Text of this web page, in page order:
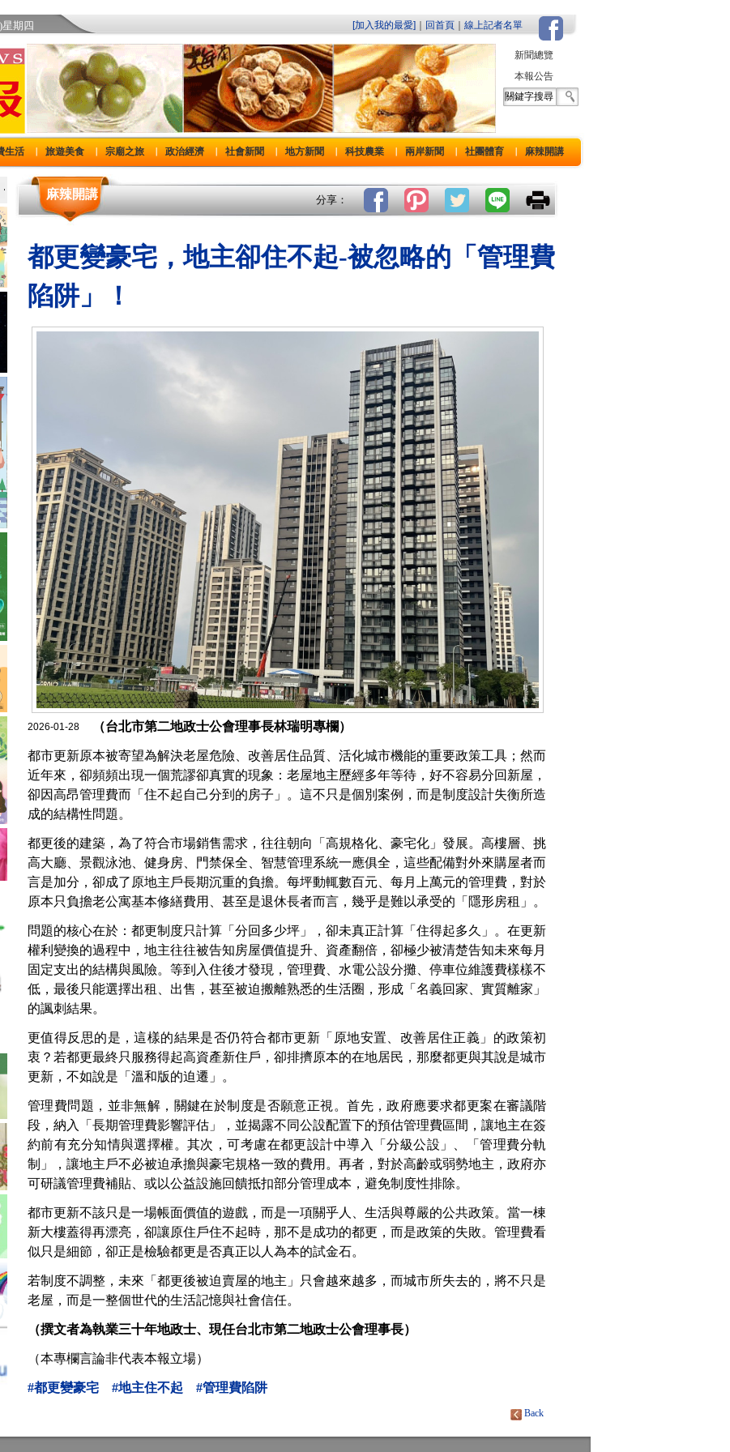
期四 [加入我的最愛] 回首頁 線上記者名單
新聞總覽
本報公告
生活 旅遊美食 宗廟之旅 政治經濟 社會新聞 地方新聞 科技農業 兩岸新聞 社團體育 麻辣開講
麻辣開講 分享：
都更變豪宅，地主卻住不起-被忽略的「管理費
陷阱」！
2026-01-28 （台北市第二地政士公會理事長林瑞明專欄）
都市更新原本被寄望為解決老屋危險、改善居住品質、活化城市機能的重要政策工具；然而
近年來，卻頻頻出現一個荒謬卻真實的現象：老屋地主歷經多年等待，好不容易分回新屋，
卻因高昂管理費而「住不起自己分到的房子」。這不只是個別案例，而是制度設計失衡所造
成的結構性問題。
都更後的建築，為了符合市場銷售需求，往往朝向「高規格化、豪宅化」發展。高樓層、挑
高大廳、景觀泳池、健身房、門禁保全、智慧管理系統一應俱全，這些配備對外來購屋者而
言是加分，卻成了原地主戶長期沉重的負擔。每坪動輒數百元、每月上萬元的管理費，對於
原本只負擔老公寓基本修繕費用、甚至是退休長者而言，幾乎是難以承受的「隱形房租」。
問題的核心在於：都更制度只計算「分回多少坪」，卻未真正計算「住得起多久」。在更新
權利變換的過程中，地主往往被告知房屋價值提升、資產翻倍，卻極少被清楚告知未來每月
固定支出的結構與風險。等到入住後才發現，管理費、水電公設分攤、停車位維護費樣樣不
低，最後只能選擇出租、出售，甚至被迫搬離熟悉的生活圈，形成「名義回家、實質離家」
的諷刺結果。
更值得反思的是，這樣的結果是否仍符合都市更新「原地安置、改善居住正義」的政策初
衷？若都更最終只服務得起高資產新住戶，卻排擠原本的在地居民，那麼都更與其說是城市
更新，不如說是「溫和版的迫遷」。
管理費問題，並非無解，關鍵在於制度是否願意正視。首先，政府應要求都更案在審議階
段，納入「長期管理費影響評估」，並揭露不同公設配置下的預估管理費區間，讓地主在簽
約前有充分知情與選擇權。其次，可考慮在都更設計中導入「分級公設」、「管理費分軌
制」，讓地主戶不必被迫承擔與豪宅規格一致的費用。再者，對於高齡或弱勢地主，政府亦
可研議管理費補貼、或以公益設施回饋抵扣部分管理成本，避免制度性排除。
都市更新不該只是一場帳面價值的遊戲，而是一項關乎人、生活與尊嚴的公共政策。當一棟
新大樓蓋得再漂亮，卻讓原住戶住不起時，那不是成功的都更，而是政策的失敗。管理費看
似只是細節，卻正是檢驗都更是否真正以人為本的試金石。
若制度不調整，未來「都更後被迫賣屋的地主」只會越來越多，而城市所失去的，將不只是
老屋，而是一整個世代的生活記憶與社會信任。
（撰文者為執業三十年地政士、現任台北市第二地政士公會理事長）
（本專欄言論非代表本報立場）
#都更變豪宅 #地主住不起 #管理費陷阱
Back